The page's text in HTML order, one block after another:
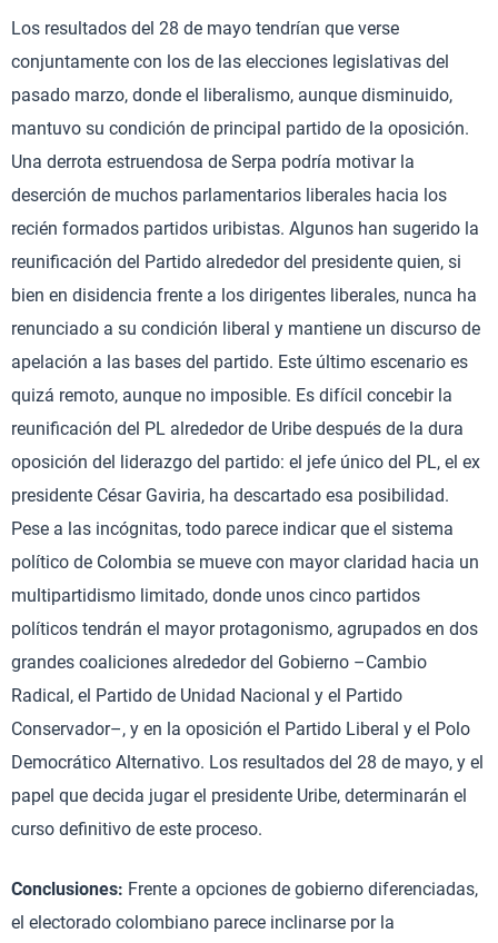
Los resultados del 28 de mayo tendrían que verse
conjuntamente con los de las elecciones legislativas del
pasado marzo, donde el liberalismo, aunque disminuido,
mantuvo su condición de principal partido de la oposición.
Una derrota estruendosa de Serpa podría motivar la
deserción de muchos parlamentarios liberales hacia los
recién formados partidos uribistas. Algunos han sugerido la
reunificación del Partido alrededor del presidente quien, si
bien en disidencia frente a los dirigentes liberales, nunca ha
renunciado a su condición liberal y mantiene un discurso de
apelación a las bases del partido. Este último escenario es
quizá remoto, aunque no imposible. Es difícil concebir la
reunificación del PL alrededor de Uribe después de la dura
oposición del liderazgo del partido: el jefe único del PL, el ex
presidente César Gaviria, ha descartado esa posibilidad.
Pese a las incógnitas, todo parece indicar que el sistema
político de Colombia se mueve con mayor claridad hacia un
multipartidismo limitado, donde unos cinco partidos
políticos tendrán el mayor protagonismo, agrupados en dos
grandes coaliciones alrededor del Gobierno –Cambio
Radical, el Partido de Unidad Nacional y el Partido
Conservador–, y en la oposición el Partido Liberal y el Polo
Democrático Alternativo. Los resultados del 28 de mayo, y el
papel que decida jugar el presidente Uribe, determinarán el
curso definitivo de este proceso.
Conclusiones: Frente a opciones de gobierno diferenciadas,
el electorado colombiano parece inclinarse por la